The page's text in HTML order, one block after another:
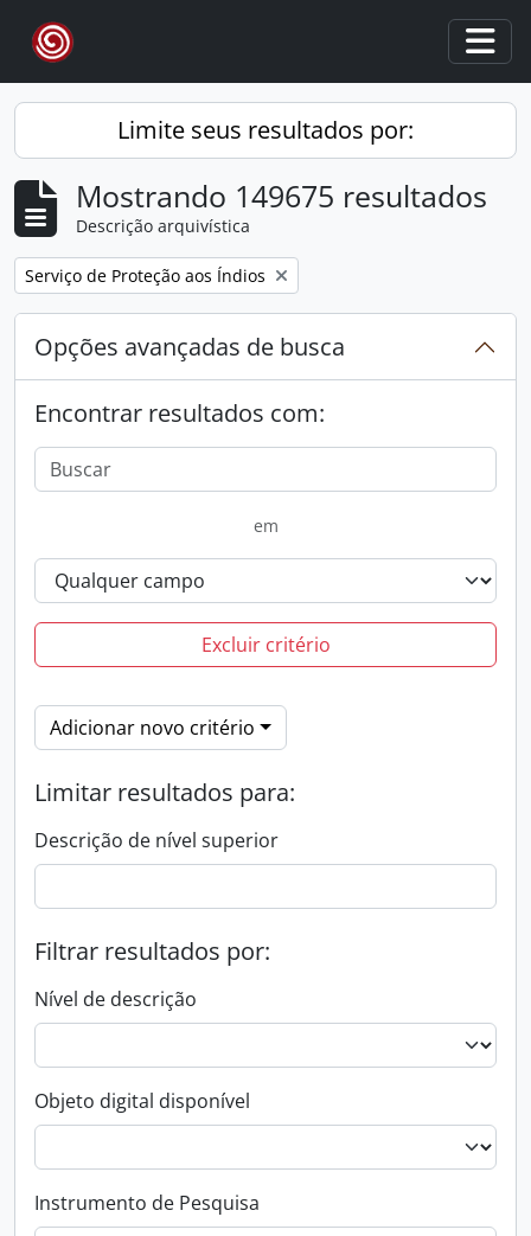
Skip to main content
Limite seus resultados por:
Mostrando 149675 resultados
Descrição arquivística
Remover filtro:
Serviço de Proteção aos Índios
Opções avançadas de busca
Encontrar resultados com:
em
Excluir critério
Adicionar novo critério
Limitar resultados para:
Descrição de nível superior
Filtrar resultados por:
Nível de descrição
Objeto digital disponível
Instrumento de Pesquisa